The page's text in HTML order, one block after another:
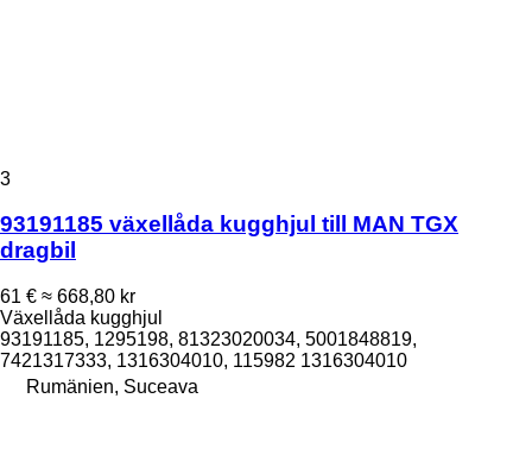
3
93191185 växellåda kugghjul till MAN TGX
dragbil
61 € ≈ 668,80 kr
Växellåda kugghjul
93191185, 1295198, 81323020034, 5001848819,
7421317333, 1316304010, 115982 1316304010
Rumänien, Suceava